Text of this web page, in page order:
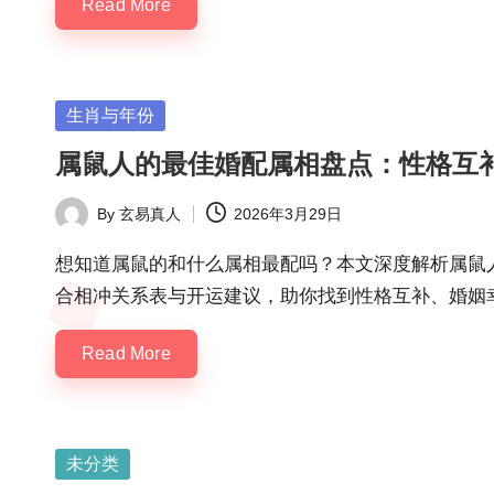
Read More
Posted
生肖与年份
属鼠人的最佳婚配属相盘点：性格互
Posted
by
By 玄易真人 2026年3月29日
想知道属鼠的和什么属相最配吗？本文深度解析属
合相冲关系表与开运建议，助你找到性格互补、婚姻
Read More
Posted
未分类